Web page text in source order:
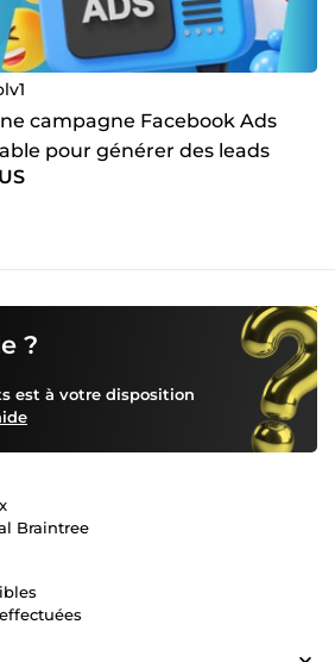
campagne Facebook Ads
pour générer des leads
?
est à votre disposition
Braintree